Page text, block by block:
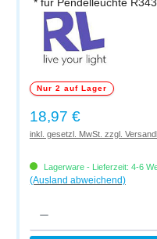
* für Pendelleuchte
Nur 2 auf Lager
Regulärer Preis:
18,97 €
inkl. gesetzl. MwSt. zzgl.
Lagerware - Lieferzeit: 4-6
(Ausland abweichend)